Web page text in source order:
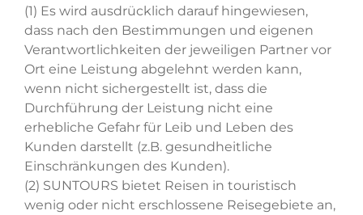
(1) Es wird ausdrücklich darauf hingewiesen,
dass nach den Bestimmungen und eigenen
Verantwortlichkeiten der jeweiligen Partner vor
Ort eine Leistung abgelehnt werden kann,
wenn nicht sichergestellt ist, dass die
Durchführung der Leistung nicht eine
erhebliche Gefahr für Leib und Leben des
Kunden darstellt (z.B. gesundheitliche
Einschränkungen des Kunden).
(2) SUNTOURS bietet Reisen in touristisch
wenig oder nicht erschlossene Reisegebiete an,